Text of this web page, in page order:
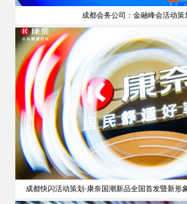
成都会务公司：金融峰会活动策
成都快闪活动策划-康奈国潮新品全国首发暨新形